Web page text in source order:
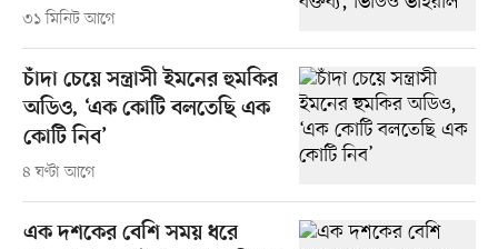
৩১ মিনিট আগে
চাঁদা চেয়ে সন্ত্রাসী ইমনের হুমকির
অডিও, ‘এক কোটি বলতেছি এক
কোটি নিব’
৪ ঘণ্টা আগে
এক দশকের বেশি সময় ধরে